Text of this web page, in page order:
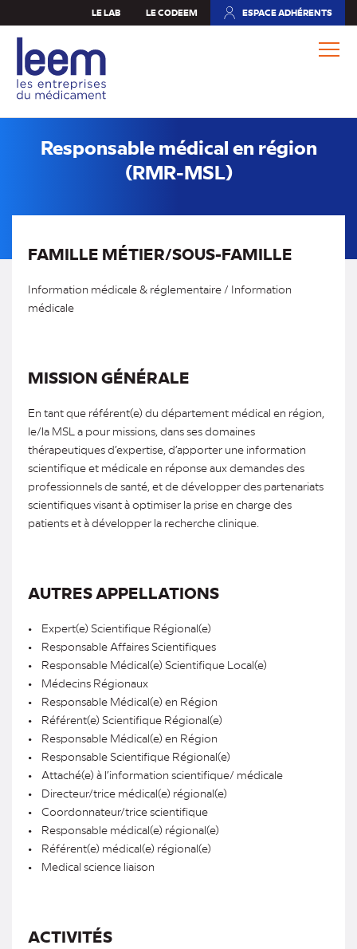
au
contenu
principal
LE LAB LE CODEEM ESPACE ADHÉRENTS
(NOUVEL
Responsable médical en région
(RMR-MSL)
FAMILLE MÉTIER/SOUS-FAMILLE
Information médicale & réglementaire / Information
médicale
MISSION GÉNÉRALE
En tant que référent(e) du département médical en région,
le/la MSL a pour missions, dans ses domaines
thérapeutiques d’expertise, d’apporter une information
scientifique et médicale en réponse aux demandes des
professionnels de santé, et de développer des partenariats
scientifiques visant à optimiser la prise en charge des
patients et à développer la recherche clinique.
AUTRES APPELLATIONS
• Expert(e) Scientifique Régional(e)
• Responsable Affaires Scientifiques
• Responsable Médical(e) Scientifique Local(e)
• Médecins Régionaux
• Responsable Médical(e) en Région
• Référent(e) Scientifique Régional(e)
• Responsable Médical(e) en Région
• Responsable Scientifique Régional(e)
• Attaché(e) à l’information scientifique/ médicale
• Directeur/trice médical(e) régional(e)
• Coordonnateur/trice scientifique
• Responsable médical(e) régional(e)
• Référent(e) médical(e) régional(e)
• Medical science liaison
ACTIVITÉS